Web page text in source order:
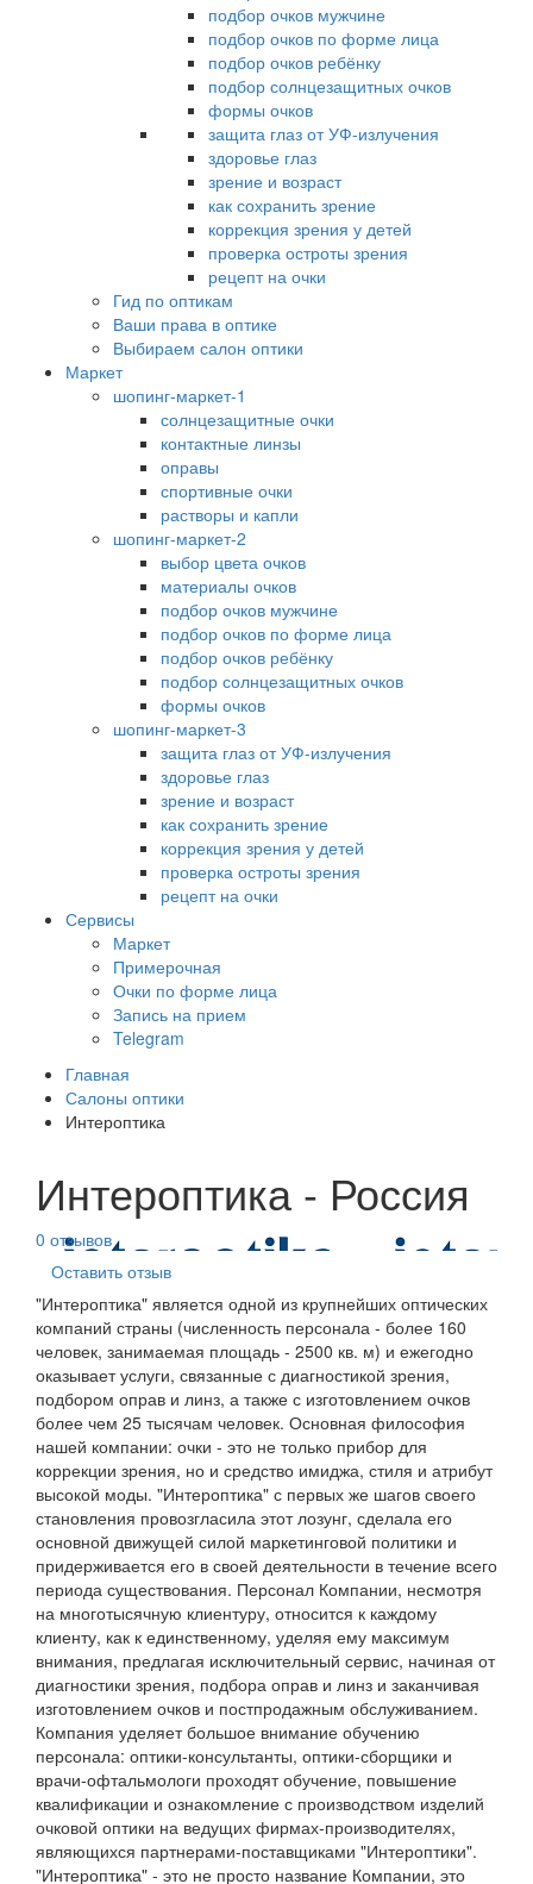
подбор очков мужчине
подбор очков по форме лица
подбор очков ребёнку
подбор солнцезащитных очков
формы очков
защита глаз от УФ-излучения
здоровье глаз
зрение и возраст
как сохранить зрение
коррекция зрения у детей
проверка остроты зрения
рецепт на очки
Гид по оптикам
Ваши права в оптике
Выбираем салон оптики
Маркет
шопинг-маркет-1
солнцезащитные очки
контактные линзы
оправы
спортивные очки
растворы и капли
шопинг-маркет-2
выбор цвета очков
материалы очков
подбор очков мужчине
подбор очков по форме лица
подбор очков ребёнку
подбор солнцезащитных очков
формы очков
шопинг-маркет-3
защита глаз от УФ-излучения
здоровье глаз
зрение и возраст
как сохранить зрение
коррекция зрения у детей
проверка остроты зрения
рецепт на очки
Сервисы
Маркет
Примерочная
Очки по форме лица
Запись на прием
Telegram
Главная
Салоны оптики
Интероптика
Интероптика - Россия
0 отзывов
Оставить отзыв
"Интероптика" является одной из крупнейших оптических
компаний страны (численность персонала - более 160
человек, занимаемая площадь - 2500 кв. м) и ежегодно
оказывает услуги, связанные с диагностикой зрения,
подбором оправ и линз, а также с изготовлением очков
более чем 25 тысячам человек. Основная философия
нашей компании: очки - это не только прибор для
коррекции зрения, но и средство имиджа, стиля и атрибут
высокой моды. "Интероптика" с первых же шагов своего
становления провозгласила этот лозунг, сделала его
основной движущей силой маркетинговой политики и
придерживается его в своей деятельности в течение всего
периода существования. Персонал Компании, несмотря
на многотысячную клиентуру, относится к каждому
клиенту, как к единственному, уделяя ему максимум
внимания, предлагая исключительный сервис, начиная от
диагностики зрения, подбора оправ и линз и заканчивая
изготовлением очков и постпродажным обслуживанием.
Компания уделяет большое внимание обучению
персонала: оптики-консультанты, оптики-сборщики и
врачи-офтальмологи проходят обучение, повышение
квалификации и ознакомление с производством изделий
очковой оптики на ведущих фирмах-производителях,
являющихся партнерами-поставщиками "Интероптики".
"Интероптика" - это не просто название Компании, это